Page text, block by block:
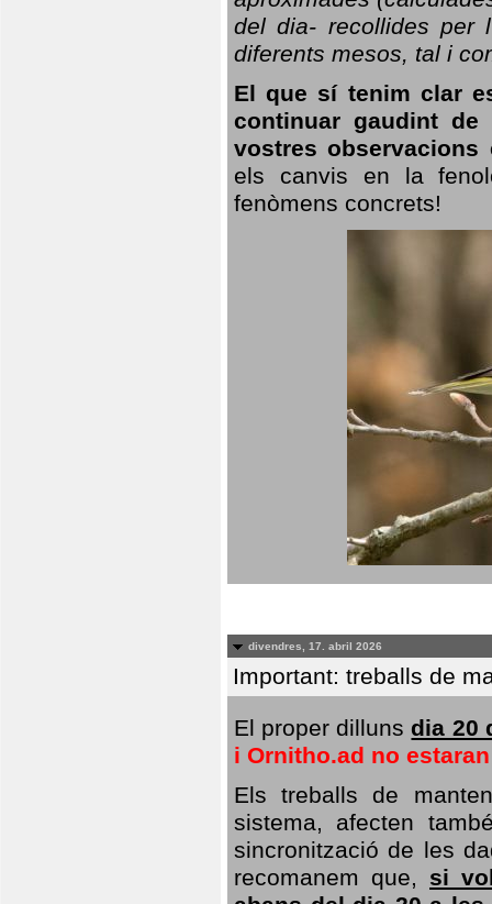
del dia- recollides per
diferents mesos, tal i
El que sí tenim clar
continuar gaudint
vostres
els canvis en la
fenòmens concrets!
divendres, 17. abril 2026
Important: treballs de
El proper dilluns dia 20
i Ornitho.ad no
Els treballs de
sistema, afecten
sincronització de les
recomanem que, si